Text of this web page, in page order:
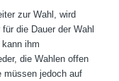
zur Wahl, wird
die Dauer der Wahl
ihm
die Wahlen offen
müssen jedoch auf